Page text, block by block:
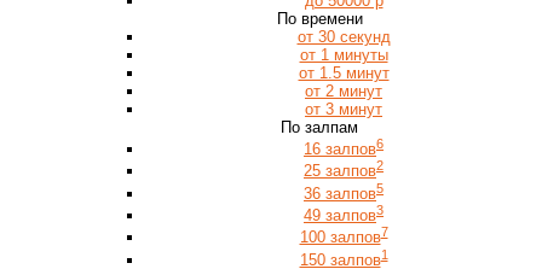
По времени
от 30 секунд
от 1 минуты
от 1.5 минут
от 2 минут
от 3 минут
По залпам
16 залпов6
25 залпов2
36 залпов5
49 залпов3
100 залпов7
150 залпов1